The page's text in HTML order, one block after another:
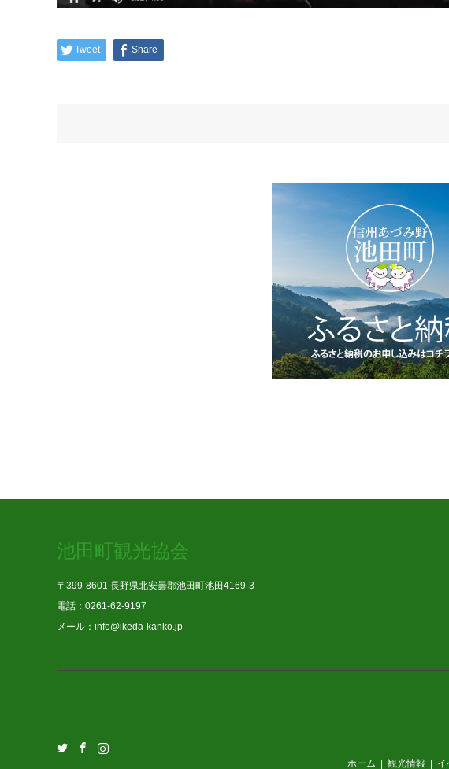
Tweet Share
池田町観光協会
〒399-8601 長野県北安曇郡池田町池田4169-3
電話：0261-62-9197
メール：info@ikeda-kanko.jp
ホーム 観光情報 イ